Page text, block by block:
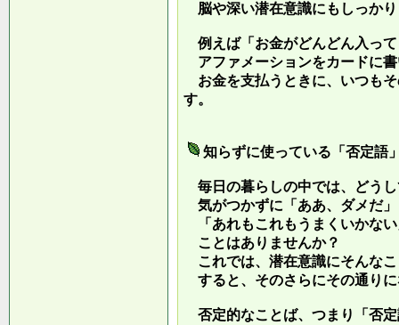
脳や深い潜在意識にもしっか
例えば「お金がどんどん入っ
アファメーションをカードに
お金を支払うときに、いつも
す。
知らずに使っている「否定語
毎日の暮らしの中では、どう
気がつかずに「ああ、ダメだ
「あれもこれもうまくいかな
ことはありませんか？
これでは、潜在意識にそんな
すると、そのさらにその通り
否定的なことば、つまり「否